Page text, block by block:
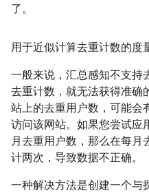
了。
用于近似计算去重计数的度
一般来说，汇总感知不支持
去重计数，就无法获得准确
站上的去重用户数，可能会
访问该网站。如果您尝试应
月去重用户数，那么在每月
计两次，导致数据不正确。
一种解决方法是创建一个与